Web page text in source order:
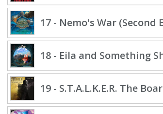
17 - Nemo's War (Second
18 - Eila and Something
19 - S.T.A.L.K.E.R. The